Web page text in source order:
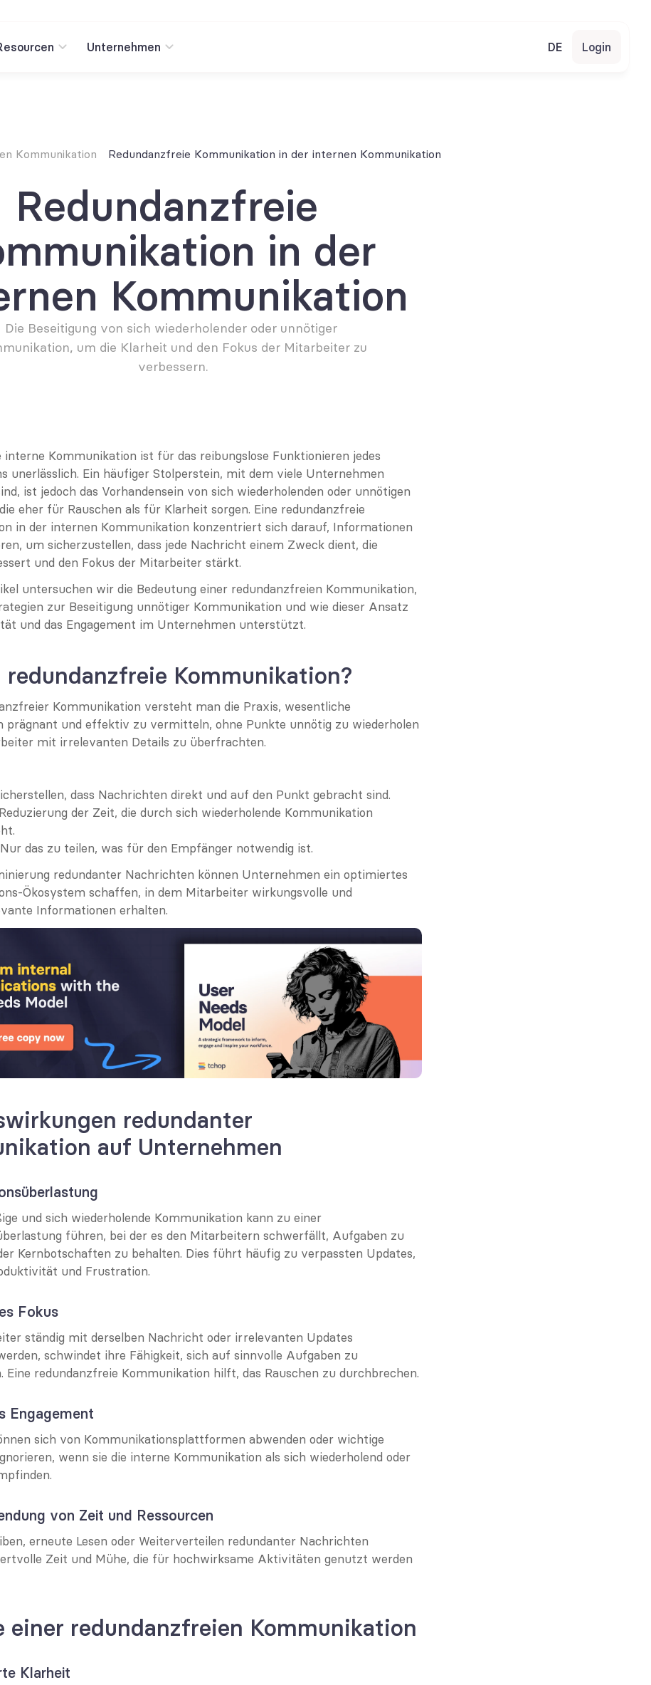
Unternehmen DE Login
Kommunikation Redundanzfreie Kommunikation in der internen Kommunikation
Redundanzfreie
in der
Kommunikation
Die Beseitigung von sich wiederholender oder unnötiger
um die Klarheit und den Fokus der Mitarbeiter zu
verbessern.
Kommunikation ist für das reibungslose Funktionieren jedes
unerlässlich. Ein häufiger Stolperstein, mit dem viele Unternehmen
ist jedoch das Vorhandensein von sich wiederholenden oder unnötigen
eher für Rauschen als für Klarheit sorgen. Eine redundanzfreie
in der internen Kommunikation konzentriert sich darauf, Informationen
um sicherzustellen, dass jede Nachricht einem Zweck dient, die
und den Fokus der Mitarbeiter stärkt.
untersuchen wir die Bedeutung einer redundanzfreien Kommunikation,
zur Beseitigung unnötiger Kommunikation und wie dieser Ansatz
und das Engagement im Unternehmen unterstützt.
redundanzfreie Kommunikation?
Kommunikation versteht man die Praxis, wesentliche
prägnant und effektiv zu vermitteln, ohne Punkte unnötig zu wiederholen
mit irrelevanten Details zu überfrachten.
dass Nachrichten direkt und auf den Punkt gebracht sind.
der Zeit, die durch sich wiederholende Kommunikation
das zu teilen, was für den Empfänger notwendig ist.
redundanter Nachrichten können Unternehmen ein optimiertes
Ökosystem schaffen, in dem Mitarbeiter wirkungsvolle und
Informationen erhalten.
redundanter
auf Unternehmen
und sich wiederholende Kommunikation kann zu einer
führen, bei der es den Mitarbeitern schwerfällt, Aufgaben zu
Kernbotschaften zu behalten. Dies führt häufig zu verpassten Updates,
und Frustration.
Fokus
ständig mit derselben Nachricht oder irrelevanten Updates
schwindet ihre Fähigkeit, sich auf sinnvolle Aufgaben zu
Eine redundanzfreie Kommunikation hilft, das Rauschen zu durchbrechen.
Engagement
sich von Kommunikationsplattformen abwenden oder wichtige
wenn sie die interne Kommunikation als sich wiederholend oder
von Zeit und Ressourcen
erneute Lesen oder Weiterverteilen redundanter Nachrichten
Zeit und Mühe, die für hochwirksame Aktivitäten genutzt werden
einer redundanzfreien Kommunikation
Klarheit